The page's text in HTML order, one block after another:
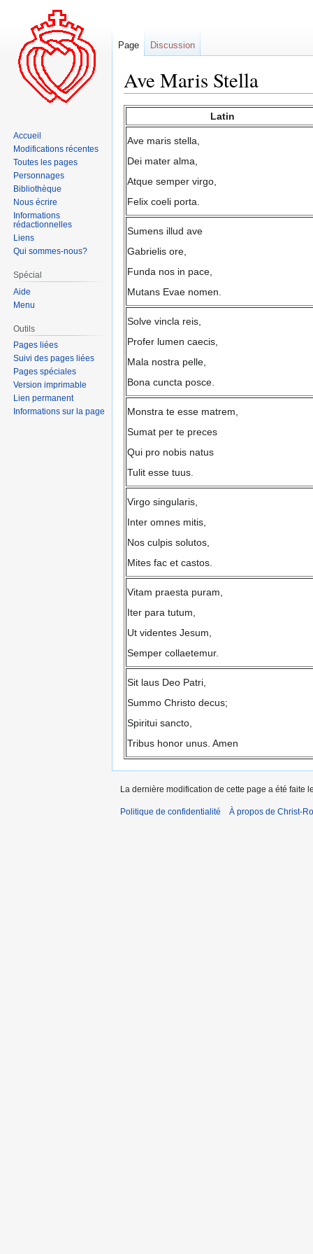
Ave Maris Stella
à
la
navigation
à
la
recherche
Latin
Ave maris stella,
Dei mater alma,
Atque semper virgo,
Felix coeli porta.
Sumens illud ave
Gabrielis ore,
Funda nos in pace,
Mutans Evae nomen.
Solve vincla reis,
Profer lumen caecis,
Mala nostra pelle,
Bona cuncta posce.
Monstra te esse matrem,
Sumat per te preces
Qui pro nobis natus
Tulit esse tuus.
Virgo singularis,
Inter omnes mitis,
Nos culpis solutos,
Mites fac et castos.
Vitam praesta puram,
Iter para tutum,
Ut videntes Jesum,
Semper collaetemur.
Sit laus Deo Patri,
Summo Christo decus;
Spiritui sancto,
Tribus honor unus. Amen
Page Discussion
Accueil
Modifications récentes
Toutes les pages
Personnages
Bibliothèque
Nous écrire
Informations
rédactionnelles
Liens
Qui sommes-nous?
Spécial
Aide
Menu
Outils
Pages liées
Suivi des pages liées
Pages spéciales
Version imprimable
Lien permanent
Informations sur la page
La dernière modification de cette page a été faite
Politique de confidentialité À propos de Christ-